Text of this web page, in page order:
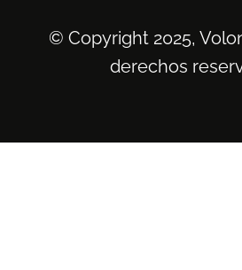
© Copyright 2025,
derechos